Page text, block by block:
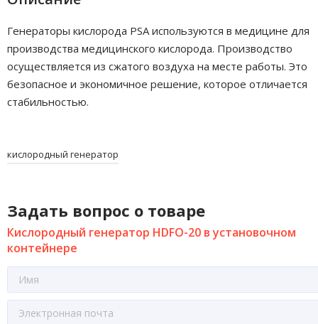
Генераторы кислорода PSA используются в медицине для
производства медицинского кислорода. Производство
осуществляется из сжатого воздуха на месте работы. Это
безопасное и экономичное решение, которое отличается
стабильностью.
кислородный генератор
Задать вопрос о товаре
Кислородный генератор HDFO-20 в установочном
контейнере